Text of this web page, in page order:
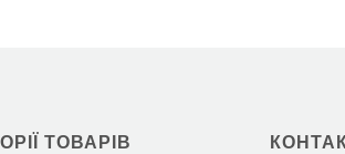
ТОВАРІВ